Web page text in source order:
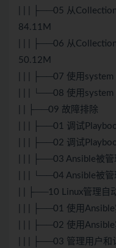
| | | ├──05 从
84.11M
| | | ├──06 从
50.12M
| | | ├──07 使用
| | | └──08 使用
| | ├──09 故障排除
| | | ├──01 调试
| | | ├──02 调试
| | | ├──03 Ansible被
| | | └──04 Ansible被
| | ├──10 Linux管理自
| | | ├──01 使用
| | | ├──02 使用
| | | ├──03 管理用户和